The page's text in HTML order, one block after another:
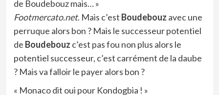
de Boudebouz mais… »
Footmercato.net. Mais c’est Boudebouz avec une
perruque alors bon ? Mais le successeur potentiel
de Boudebouz c’est pas fou non plus alors le
potentiel successeur, c’est carrément de la daube
? Mais va falloir le payer alors bon ?
« Monaco dit oui pour Kondogbia ! »